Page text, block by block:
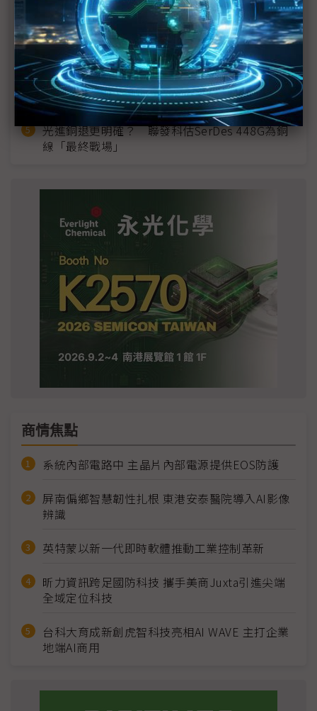
英特爾EMIB良率達標 聯發科第2代ASIC產品
2028準時量產
SpaceX晶片採購大轉向 Elon Musk捨超微全面
採用NVIDIA
光進銅退更明確？ 聯發科估SerDes 448G為銅
線「最終戰場」
商情焦點
系統內部電路中 主晶片內部電源提供EOS防護
屏南偏鄉智慧韌性扎根 東港安泰醫院導入AI影像
辨識
英特蒙以新一代即時軟體推動工業控制革新
昕力資訊跨足國防科技 攜手美商Juxta引進尖端
全域定位科技
台科大育成新創虎智科技亮相AI WAVE 主打企業
地端AI商用